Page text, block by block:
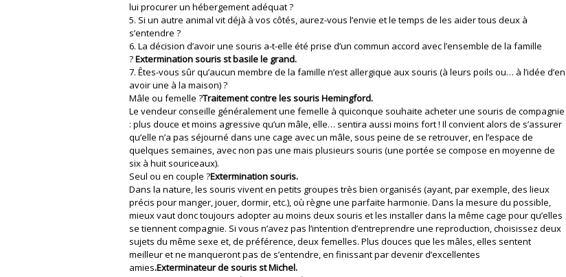
lui procurer un hébergement adéquat ?
5. Si un autre animal vit déjà à vos côtés, aurez-vous l’envie et le temps de les aider tous deux à
s’entendre ?
6. La décision d’avoir une souris a-t-elle été prise d’un commun accord avec l’ensemble de la famille
?Extermination souris st basile le grand.
7. Êtes-vous sûr qu’aucun membre de la famille n’est allergique aux souris (à leurs poils ou… à l’idée d’en
avoir une à la maison) ?
Mâle ou femelle ?Traitement contre les souris Hemingford.
Le vendeur conseille généralement une femelle à quiconque souhaite acheter une souris de compagnie
: plus douce et moins agressive qu’un mâle, elle… sentira aussi moins fort ! Il convient alors de s’assurer
qu’elle n’a pas séjourné dans une cage avec un mâle, sous peine de se retrouver, en l’espace de
quelques semaines, avec non pas une mais plusieurs souris (une portée se compose en moyenne de
six à huit souriceaux).
Seul ou en couple ?Extermination souris.
Dans la nature, les souris vivent en petits groupes très bien organisés (ayant, par exemple, des lieux
précis pour manger, jouer, dormir, etc.), où règne une parfaite harmonie. Dans la mesure du possible,
mieux vaut donc toujours adopter au moins deux souris et les installer dans la même cage pour qu’elles
se tiennent compagnie. Si vous n’avez pas l’intention d’entreprendre une reproduction, choisissez deux
sujets du même sexe et, de préférence, deux femelles. Plus douces que les mâles, elles sentent
meilleur et ne manqueront pas de s’entendre, en finissant par devenir d’excellentes
amies.Exterminateur de souris st Michel.